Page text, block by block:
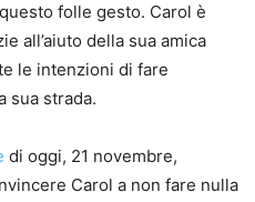
folle gesto. Carol è
all’aiuto della sua amica
le intenzioni di fare
sua strada.
di oggi, 21 novembre,
Carol a non fare nulla